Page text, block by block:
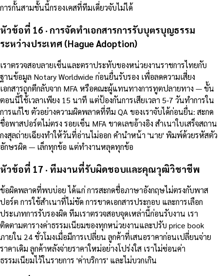
การกั้นสามชั้นนี้กรองเคสที่ทีมเดี่ยวจับไม่ได้
หัวข้อที่ 16 · การจัดทำเอกสารการรับบุตรบุญธรรม
ระหว่างประเทศ (Hague Adoption)
เราตรวจสอบลายเซ็นและตราประทับของหน่วยงานราชการไทยกับ
ฐานข้อมูล Notary Worldwide ก่อนยื่นรับรอง เพื่อลดความเสี่ยง
เอกสารถูกตีกลับจาก MFA หรือคณะผู้แทนทางการทูตปลายทาง — ขั้น
ตอนนี้ใช้เวลาเพียง 15 นาที แต่ป้องกันการเสียเวลา 5-7 วันทำการใน
การแก้ไข ตัวอย่างความผิดพลาดที่ทีม QA ของเราจับได้ก่อนยื่น: สะกด
ชื่อพาสปอร์ตไม่ตรง รอยเซ็น MFA ขาดเลขอ้างอิง สำเนาใบเสร็จสถาน
กงสุลถ่ายเฉียงทำให้วันที่อ่านไม่ออก คำนำหน้า 'นาย' พิมพ์ด้วยรหัสตัว
อักษรผิด — เล็กทุกข้อ แต่ทำงานหลุดทุกข้อ
หัวข้อที่ 17 · ทีมงานที่รับผิดชอบและคุณวุฒิวิชาชีพ
ข้อผิดพลาดที่พบบ่อย ได้แก่ การสะกดชื่อภาษาอังกฤษไม่ตรงกับพาส
ปอร์ต การใช้สำเนาที่ไม่ชัด การขาดเอกสารประกอบ และการเลือก
ประเภทการรับรองผิด ทีมเราตรวจสอบจุดเหล่านี้ก่อนรับงาน เรา
ติดตามตารางค่าธรรมเนียมของทุกหน่วยงานและปรับ price book
ภายใน 24 ชั่วโมงเมื่อมีการเปลี่ยน ลูกค้าที่เสนอราคาก่อนเปลี่ยนจ่าย
ราคาเดิม ลูกค้าหลังจ่ายราคาใหม่อย่างโปร่งใส เราไม่ซ่อนค่า
ธรรมเนียมไว้ในรายการ 'ค่าบริการ' และไม่บวกเกิน